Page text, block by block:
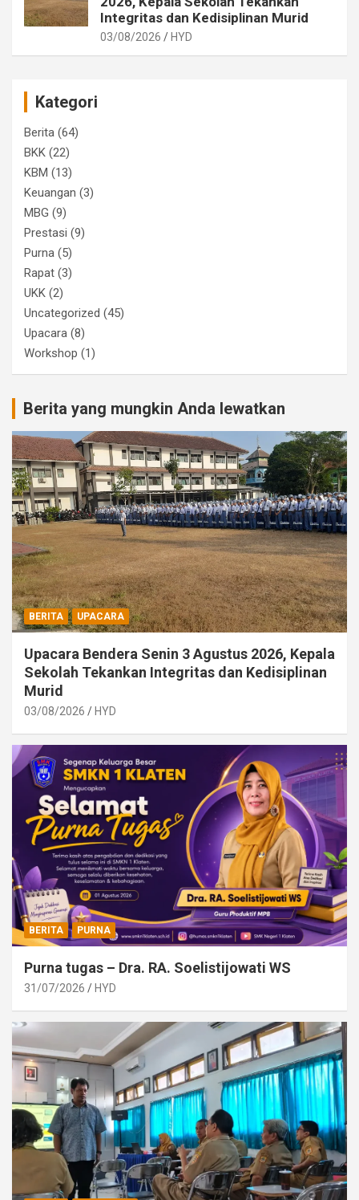
Integritas dan Kedisiplinan Murid
03/08/2026 HYD
Kategori
Berita (64)
BKK (22)
KBM (13)
Keuangan (3)
MBG (9)
Prestasi (9)
Purna (5)
Rapat (3)
UKK (2)
Uncategorized (45)
Upacara (8)
Workshop (1)
Berita yang mungkin Anda lewatkan
BERITA UPACARA
Upacara Bendera Senin 3 Agustus 2026, Kepala
Sekolah Tekankan Integritas dan Kedisiplinan
Murid
03/08/2026 HYD
BERITA PURNA
Purna tugas – Dra. RA. Soelistijowati WS
31/07/2026 HYD